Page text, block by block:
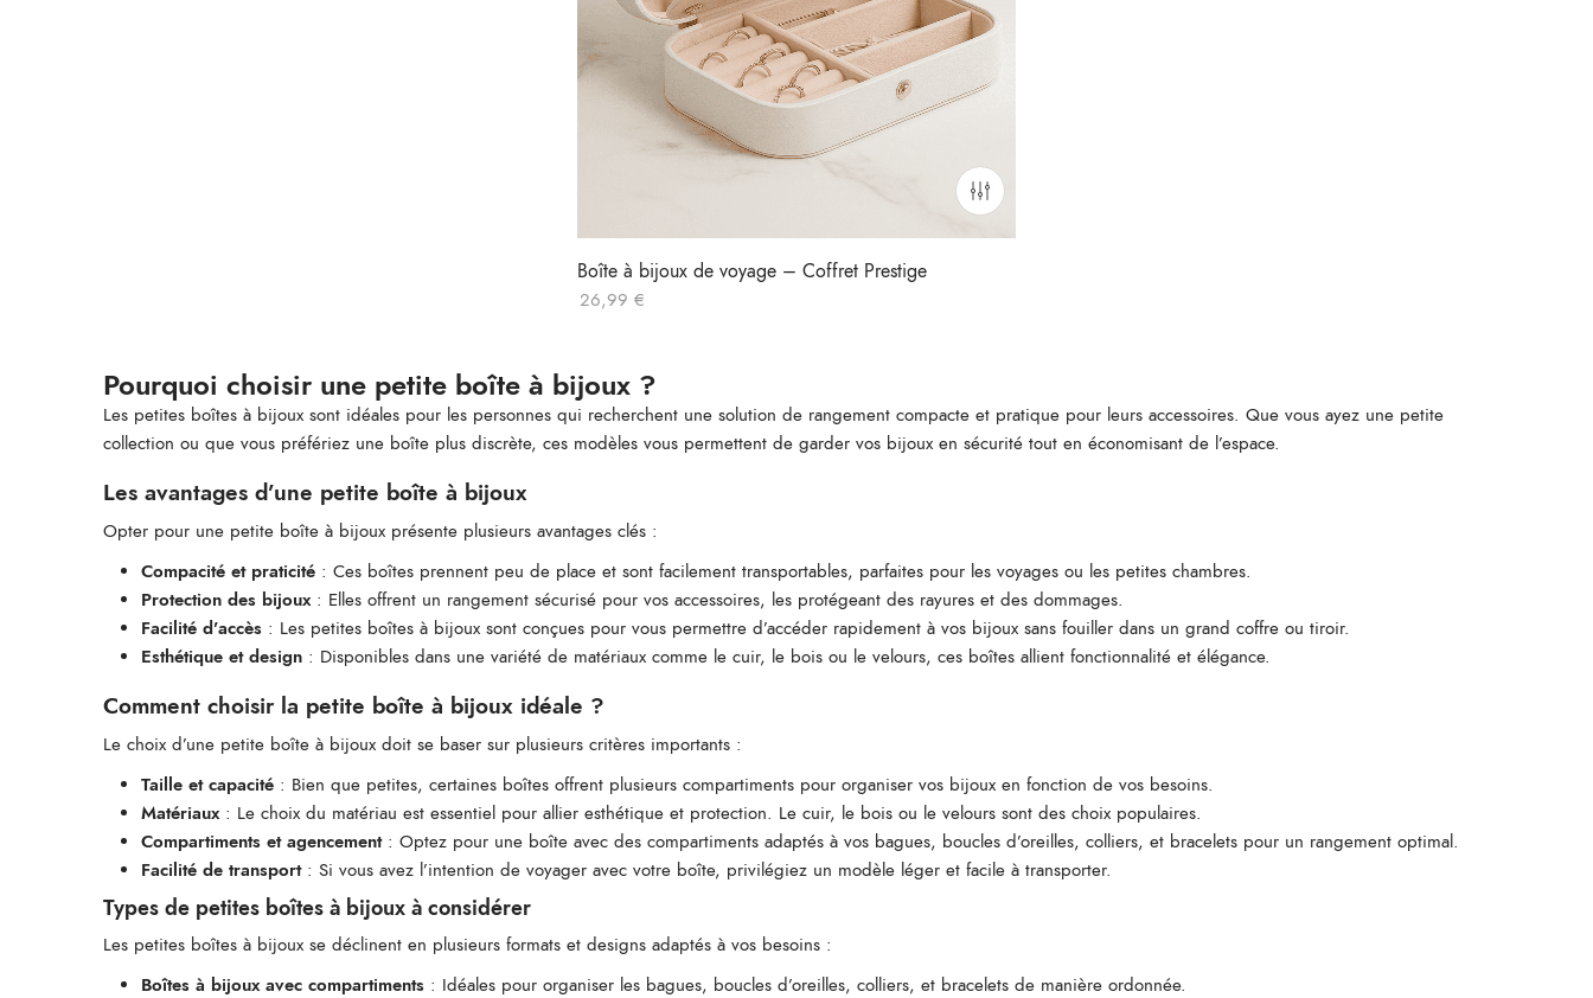
Pourquoi choisir une petite boîte à bijoux ?
Les petites boîtes à bijoux sont idéales pour les personnes qui recherchent une solution de rangement compacte et pratique pour leurs accessoires. Que vous ayez une petite
collection ou que vous préfériez une boîte plus discrète, ces modèles vous permettent de garder vos bijoux en sécurité tout en économisant de l’espace.
Les avantages d’une petite boîte à bijoux
Opter pour une petite boîte à bijoux présente plusieurs avantages clés :
Compacité et praticité : Ces boîtes prennent peu de place et sont facilement transportables, parfaites pour les voyages ou les petites chambres.
Protection des bijoux: Elles offrent un rangement sécurisé pour vos accessoires, les protégeant des rayures et des dommages.
Facilité d’accès : Les petites boîtes à bijoux sont conçues pour vous permettre d’accéder rapidement à vos bijoux sans fouiller dans un grand coffre ou tiroir.
Esthétique et design : Disponibles dans une variété de matériaux comme le cuir, le bois ou le velours, ces boîtes allient fonctionnalité et élégance.
Comment choisir la petite boîte à bijoux idéale ?
Le choix d’une petite boîte à bijoux doit se baser sur plusieurs critères importants :
Taille et capacité : Bien que petites, certaines boîtes offrent plusieurs compartiments pour organiser vos bijoux en fonction de vos besoins.
Matériaux: Le choix du matériau est essentiel pour allier esthétique et protection. Le cuir, le bois ou le velours sont des choix populaires.
Compartiments et agencement: Optez pour une boîte avec des compartiments adaptés à vos bagues, boucles d’oreilles, colliers, et bracelets pour un rangement optimal.
Facilité de transport: Si vous avez l’intention de voyager avec votre boîte, privilégiez un modèle léger et facile à transporter.
Types de petites boîtes à bijoux à considérer
Les petites boîtes à bijoux se déclinent en plusieurs formats et designs adaptés à vos besoins :
Boîtes à bijoux avec compartiments : Idéales pour organiser les bagues, boucles d’oreilles, colliers, et bracelets de manière ordonnée.
Boîte à bijoux de voyage – Coffret Prestige
26,99 €